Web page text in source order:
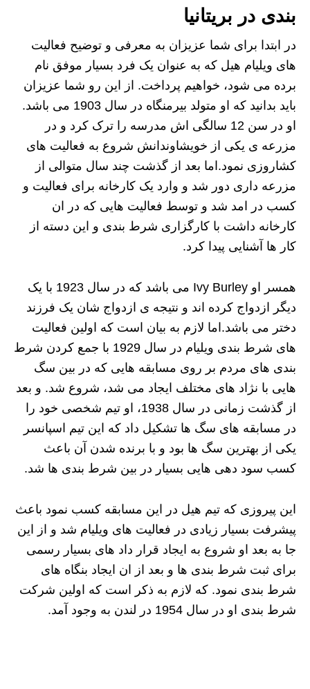
بندی در بریتانیا
در ابتدا برای شما عزیزان به معرفی و توضیح فعالیت
های ویلیام هیل که به عنوان یک فرد بسیار موفق نام
برده می شود، خواهیم پرداخت. از این رو شما عزیزان
باید بدانید که او متولد بیرمنگاه در سال 1903 می باشد.
او در سن 12 سالگی اش مدرسه را ترک کرد و در
مزرعه ی یکی از خویشاوندانش شروع به فعالیت های
کشاروزی نمود.اما بعد از گذشت چند سال متوالی از
مزرعه داری دور شد و وارد یک کارخانه برای فعالیت و
کسب در امد شد و توسط فعالیت هایی که در ان
کارخانه داشت با کارگزاری شرط بندی و این دسته از
کار ها آشنایی پیدا کرد.
همسر او Ivy Burley می باشد که در سال 1923 با یک
دیگر ازدواج کرده اند و نتیجه ی ازدواج شان یک فرزند
دختر می باشد.اما لازم به بیان است که اولین فعالیت
های شرط بندی ویلیام در سال 1929 با جمع کردن شرط
بندی های مردم بر روی مسابقه هایی که در بین سگ
هایی با نژاد های مختلف ایجاد می شد، شروع شد. و بعد
از گذشت زمانی در سال 1938، او تیم شخصی خود را
در مسابقه های سگ ها تشکیل داد که این تیم اسپانسر
یکی از بهترین سگ ها بود و با برنده شدن آن باعث
کسب سود دهی هایی بسیار در بین شرط بندی ها شد.
این پیروزی که تیم هیل در این مسابقه کسب نمود باعث
پیشرفت بسیار زیادی در فعالیت های ویلیام شد و از این
جا به بعد او شروع به ایجاد قرار داد های بسیار رسمی
برای ثبت شرط بندی ها و بعد از ان ایجاد بنگاه های
شرط بندی نمود. که لازم به ذکر است که اولین شرکت
شرط بندی او در سال 1954 در لندن به وجود آمد.